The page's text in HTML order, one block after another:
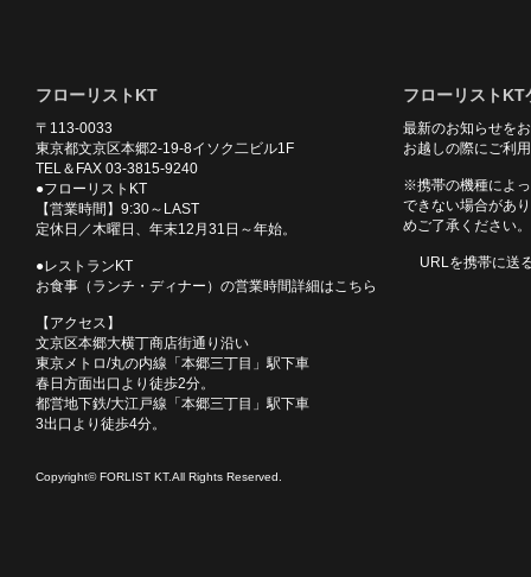
フローリストKT
〒113-0033
東京都文京区本郷2-19-8イソク二ビル1F
TEL＆FAX 03-3815-9240
●フローリストKT
【営業時間】9:30～LAST
定休日／木曜日、年末12月31日～年始。
●レストランKT
お食事（ランチ・ディナー）の営業時間詳細はこちら
【アクセス】
文京区本郷大横丁商店街通り沿い
東京メトロ/丸の内線「本郷三丁目」駅下車
春日方面出口より徒歩2分。
都営地下鉄/大江戸線「本郷三丁目」駅下車
3出口より徒歩4分。
フローリストKT
最新のお知らせを
お越しの際にご利
※携帯の機種によ
できない場合があ
めご了承ください。
URLを携帯に送
Copyright© FORLIST KT.All Rights Reserved.